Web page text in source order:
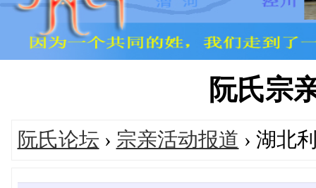
阮氏宗
阮氏论坛 › 宗亲活动报道 › 湖北